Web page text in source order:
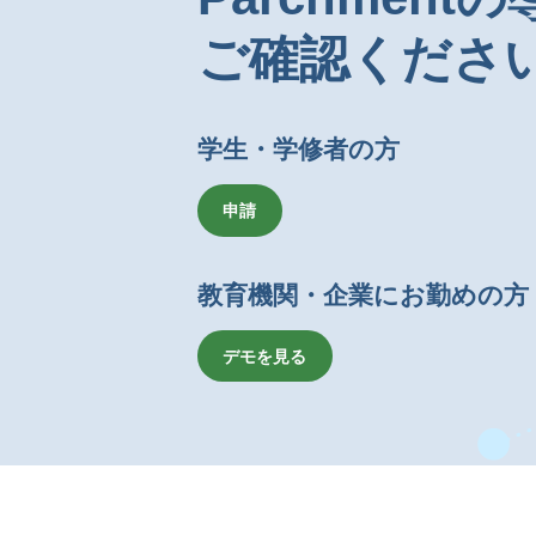
ご確認くださ
学生・学修者の方
申請
教育機関・企業にお勤めの方
デモを見る